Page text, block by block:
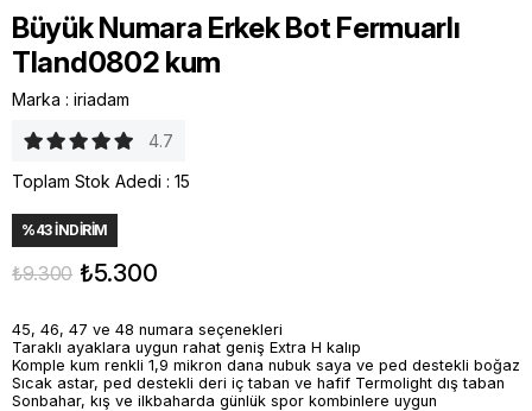
Büyük Numara Erkek Bot Fermuarlı
Tland0802 kum
Marka : iriadam
4.7
Toplam Stok Adedi : 15
%43İNDIRIM
₺9.300 ₺5.300
45, 46, 47 ve 48 numara seçenekleri
Taraklı ayaklara uygun rahat geniş Extra H kalıp
Komple kum renkli 1,9 mikron dana nubuk saya ve ped destekli boğaz
Sıcak astar, ped destekli deri iç taban ve hafif Termolight dış taban
Sonbahar, kış ve ilkbaharda günlük spor kombinlere uygun